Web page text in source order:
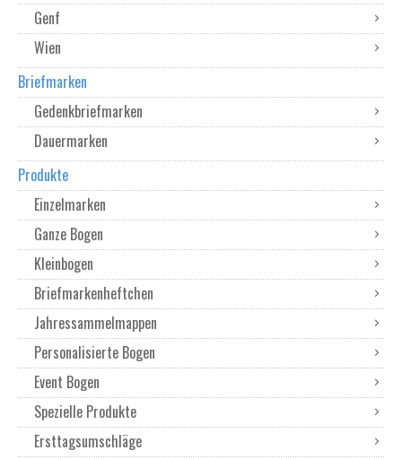
Genf
Wien
Briefmarken
Gedenkbriefmarken
Dauermarken
Produkte
Einzelmarken
Ganze Bogen
Kleinbogen
Briefmarkenheftchen
Jahressammelmappen
Personalisierte Bogen
Event Bogen
Spezielle Produkte
Ersttagsumschläge